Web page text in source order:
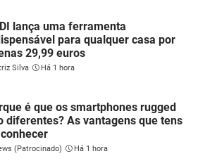
lança uma ferramenta
para qualquer casa por
29,99 euros
Silva Há 1 hora
é que os smartphones rugged
diferentes? As vantagens que tens
(Patrocinado) Há 1 hora